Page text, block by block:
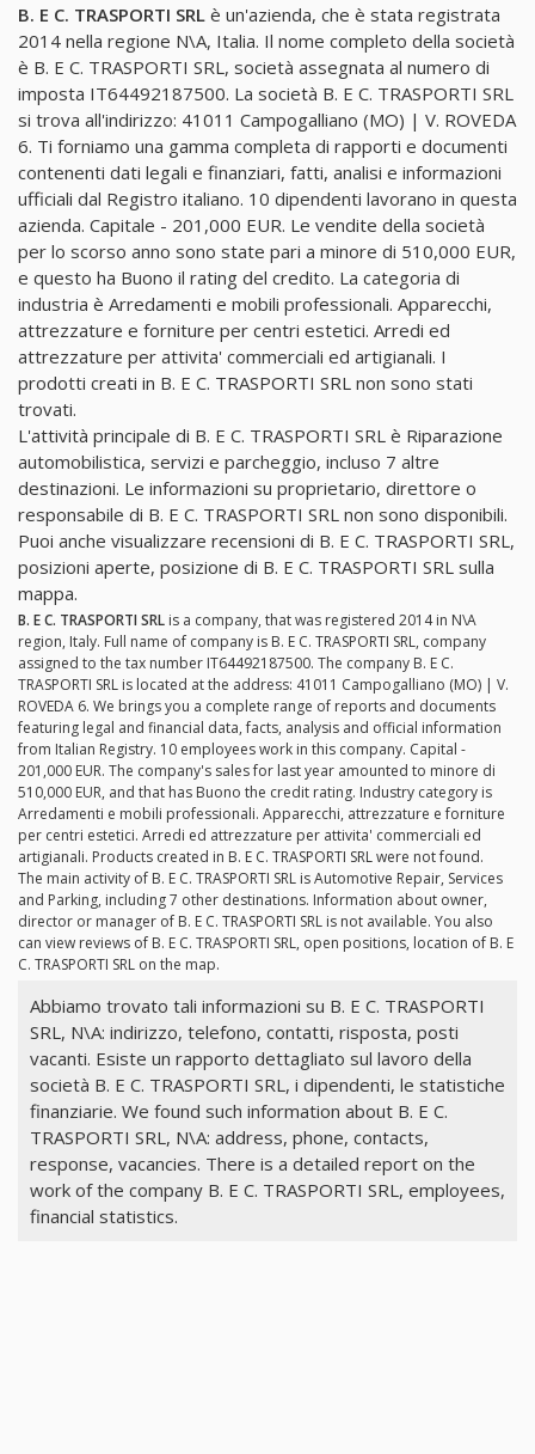
B. E C. TRASPORTI SRL è un'azienda, che è stata registrata
2014 nella regione N\A, Italia. Il nome completo della società
è B. E C. TRASPORTI SRL, società assegnata al numero di
imposta IT64492187500. La società B. E C. TRASPORTI SRL
si trova all'indirizzo: 41011 Campogalliano (MO) | V. ROVEDA
6. Ti forniamo una gamma completa di rapporti e documenti
contenenti dati legali e finanziari, fatti, analisi e informazioni
ufficiali dal Registro italiano. 10 dipendenti lavorano in questa
azienda. Capitale - 201,000 EUR. Le vendite della società
per lo scorso anno sono state pari a minore di 510,000 EUR,
e questo ha Buono il rating del credito. La categoria di
industria è Arredamenti e mobili professionali. Apparecchi,
attrezzature e forniture per centri estetici. Arredi ed
attrezzature per attivita' commerciali ed artigianali. I
prodotti creati in B. E C. TRASPORTI SRL non sono stati
trovati.
L'attività principale di B. E C. TRASPORTI SRL è Riparazione
automobilistica, servizi e parcheggio, incluso 7 altre
destinazioni. Le informazioni su proprietario, direttore o
responsabile di B. E C. TRASPORTI SRL non sono disponibili.
Puoi anche visualizzare recensioni di B. E C. TRASPORTI SRL,
posizioni aperte, posizione di B. E C. TRASPORTI SRL sulla
mappa.
B. E C. TRASPORTI SRL is a company, that was registered 2014 in N\A
region, Italy. Full name of company is B. E C. TRASPORTI SRL, company
assigned to the tax number IT64492187500. The company B. E C.
TRASPORTI SRL is located at the address: 41011 Campogalliano (MO) | V.
ROVEDA 6. We brings you a complete range of reports and documents
featuring legal and financial data, facts, analysis and official information
from Italian Registry. 10 employees work in this company. Capital -
201,000 EUR. The company's sales for last year amounted to minore di
510,000 EUR, and that has Buono the credit rating. Industry category is
Arredamenti e mobili professionali. Apparecchi, attrezzature e forniture
per centri estetici. Arredi ed attrezzature per attivita' commerciali ed
artigianali. Products created in B. E C. TRASPORTI SRL were not found.
The main activity of B. E C. TRASPORTI SRL is Automotive Repair, Services
and Parking, including 7 other destinations. Information about owner,
director or manager of B. E C. TRASPORTI SRL is not available. You also
can view reviews of B. E C. TRASPORTI SRL, open positions, location of B. E
C. TRASPORTI SRL on the map.
Abbiamo trovato tali informazioni su B. E C. TRASPORTI
SRL, N\A: indirizzo, telefono, contatti, risposta, posti
vacanti. Esiste un rapporto dettagliato sul lavoro della
società B. E C. TRASPORTI SRL, i dipendenti, le statistiche
finanziarie. We found such information about B. E C.
TRASPORTI SRL, N\A: address, phone, contacts,
response, vacancies. There is a detailed report on the
work of the company B. E C. TRASPORTI SRL, employees,
financial statistics.